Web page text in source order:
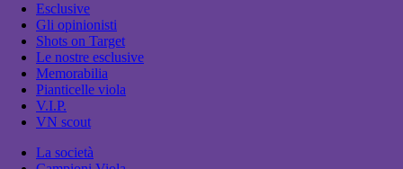
Esclusive
Gli opinionisti
Shots on Target
Le nostre esclusive
Memorabilia
Pianticelle viola
V.I.P.
VN scout
La società